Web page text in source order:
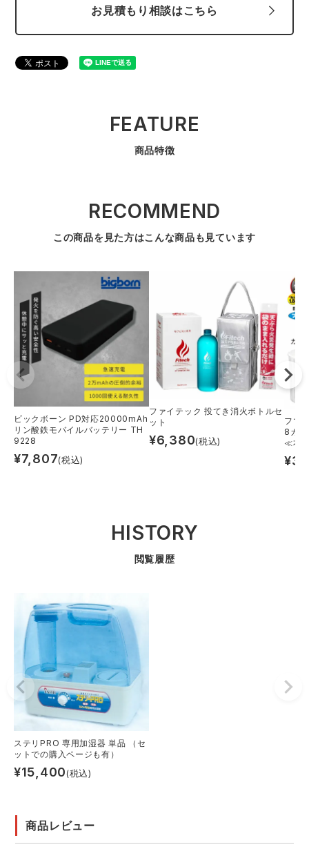
お見積もり相談はこちら
FEATURE
商品特徴
RECOMMEND
この商品を見た方はこんな商品も見ています
ビックボーン PD対応20000mAh
リン酸鉄モバイルバッテリー TH
9228
¥7,807(税込)
ファイテック 投てき消火ボトルセ
ット
¥6,380(税込)
フマ
8カ
≪本
¥
HISTORY
閲覧履歴
ステリPRO 専用加湿器 単品 （セ
ットでの購入ページも有）
¥15,400(税込)
商品レビュー